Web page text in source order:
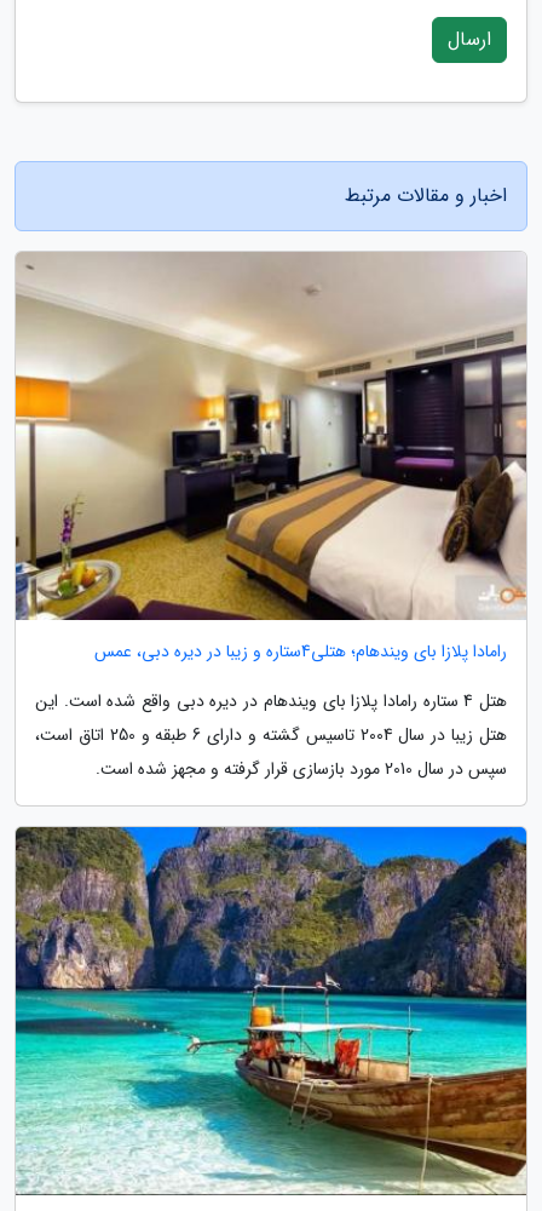
ارسال
اخبار و مقالات مرتبط
رامادا پلازا بای ویندهام؛ هتلی4ستاره و زیبا در دیره دبی، عمس
هتل 4 ستاره رامادا پلازا بای ویندهام در دیره دبی واقع شده است. این
هتل زیبا در سال 2004 تاسیس گشته و دارای 6 طبقه و 250 اتاق است،
سپس در سال 2010 مورد بازسازی قرار گرفته و مجهز شده است.